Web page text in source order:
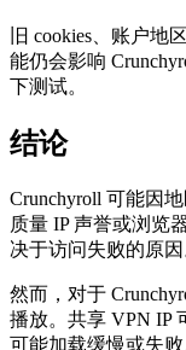
旧 cookies、账户
能仍会影响
下测试。
结论
Crunchyroll 可能因
质量 IP 声誉或浏览
决于访问失败的原因
然而，对于
播放。共享 VPN IP
可能加载缓慢或失